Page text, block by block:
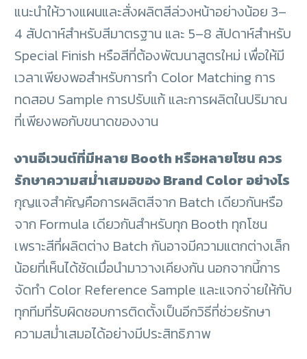
แนะนำให้วางแผนและสั่งผลิตสีล่วงหน้าอย่างน้อย 3–
4 สัปดาห์สำหรับสีมาตรฐาน และ 5–8 สัปดาห์สำหรับ
Special Finish หรือสีที่ต้องพัฒนาสูตรใหม่ เพื่อให้มี
เวลาเพียงพอสำหรับการทำ Color Matching การ
ทดสอบ Sample การปรับแก้ และการผลิตในปริมาณ
ที่เพียงพอกับขนาดของงาน
งานอีเวนต์ที่มีหลาย Booth หรือหลายโซน ควร
รักษาความสม่ำเสมอของ Brand Color อย่างไร
กุญแจสำคัญคือการผลิตสีจาก Batch เดียวกันหรือ
จาก Formula เดียวกันสำหรับทุก Booth ทุกโซน
เพราะสีที่ผลิตต่าง Batch กันอาจมีความแตกต่างเล็ก
น้อยที่เห็นได้ชัดเมื่อนำมาวางเคียงกัน นอกจากนี้การ
จัดทำ Color Reference Sample และแจกจ่ายให้กับ
ทุกทีมที่รับผิดชอบการติดตั้งเป็นอีกวิธีที่ช่วยรักษา
ความสม่ำเสมอได้อย่างมีประสิทธิภาพ